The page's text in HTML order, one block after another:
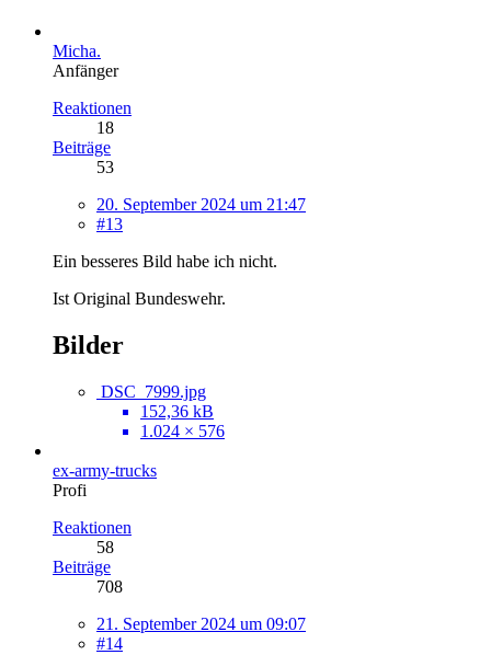
Micha.
Anfänger
Reaktionen
18
Beiträge
53
20. September 2024 um 21:47
#13
Ein besseres Bild habe ich nicht.
Ist Original Bundeswehr.
Bilder
DSC_7999.jpg
152,36 kB
1.024 × 576
ex-army-trucks
Profi
Reaktionen
58
Beiträge
708
21. September 2024 um 09:07
#14